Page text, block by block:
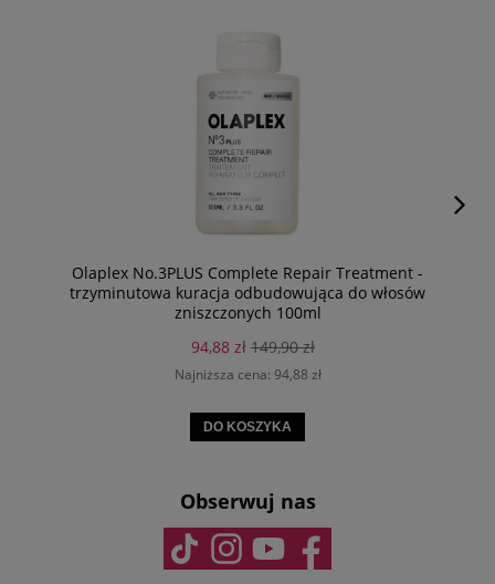
Olaplex No.3PLUS Complete Repair Treatment -
trzyminutowa kuracja odbudowująca do włosów
zniszczonych 100ml
94,88 zł 149,90 zł
Najniższa cena: 94,88 zł
DO KOSZYKA
Obserwuj nas